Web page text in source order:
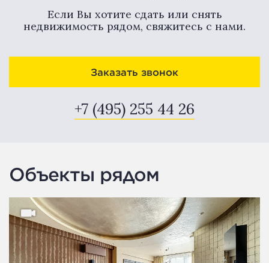
Если Вы хотите сдать или снять
недвижимость рядом, свяжитесь с нами.
Заказать звонок
+7 (495) 255 44 26
Объекты рядом